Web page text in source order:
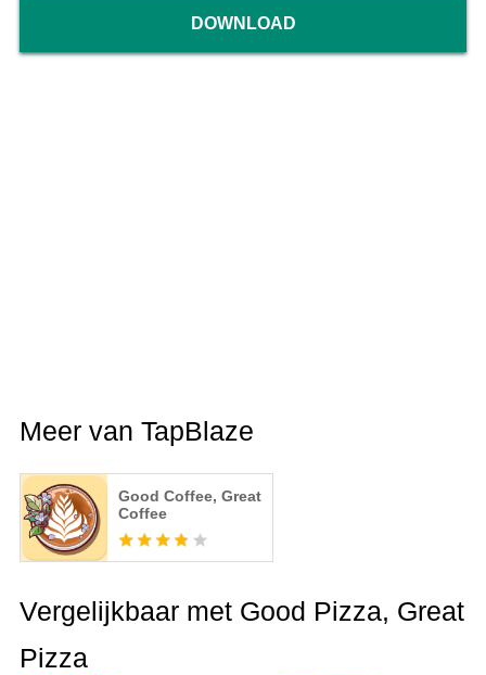
DOWNLOAD
Meer van TapBlaze
Good Coffee, Great
Coffee
Vergelijkbaar met Good Pizza, Great
Pizza